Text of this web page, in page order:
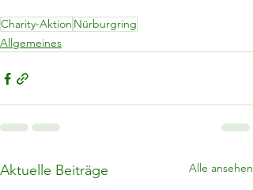
Charity-Aktion Nürburgring
Allgemeines
Aktuelle Beiträge Alle ansehen